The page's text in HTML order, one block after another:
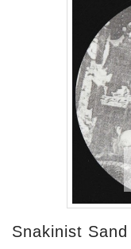
Snakinist